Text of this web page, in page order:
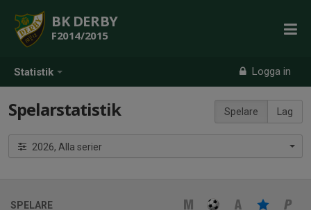
Statistik Logga in
BK DERBY
F2014/2015
Spelare Lag
Spelarstatistik
2026, Alla serier
SPELARE